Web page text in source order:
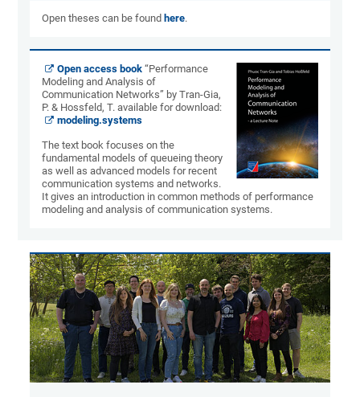
Open theses can be found here.
Open access book “Performance
Modeling and Analysis of
Communication Networks” by Tran-Gia,
P. & Hossfeld, T. available for download:
modeling.systems
The text book focuses on the
fundamental models of queueing theory
as well as advanced models for recent
communication systems and networks.
It gives an introduction in common methods of performance
modeling and analysis of communication systems.